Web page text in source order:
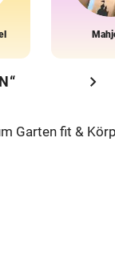
chevron_right